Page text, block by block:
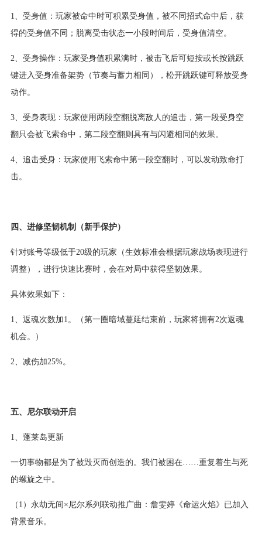
1、受身值：玩家被命中时可积累受身值，被不同招式命中后，获
得的受身值不同；脱离受击状态一小段时间后，受身值清空。
2、受身操作：玩家受身值积累满时，被击飞后可短按或长按跳跃
键进入受身准备架势（节奏与蓄力相同），松开跳跃键可释放受身
动作。
3、受身表现：玩家使用两段空翻脱离敌人的追击，第一段受身空
翻只会被飞索命中，第二段空翻则具有与闪避相同的效果。
4、追击受身：玩家使用飞索命中第一段空翻时，可以发动致命打
击。
四、进修坚韧机制（新手保护）
针对账号等级低于20级的玩家（生效标准会根据玩家战场表现进行
调整），进行快速比赛时，会在对局中获得坚韧效果。
具体效果如下：
1、返魂次数加1。（第一圈暗域蔓延结束前，玩家将拥有2次返魂
机会。）
2、减伤加25%。
五、尼尔联动开启
1、蓬莱岛更新
一切事物都是为了被毁灭而创造的。我们被困在……重复着生与死
的螺旋之中。
（1）永劫无间×尼尔系列联动推广曲：詹雯婷《命运火焰》已加入
背景音乐。